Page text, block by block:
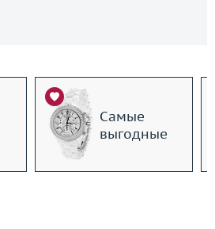
Самые
выгодные